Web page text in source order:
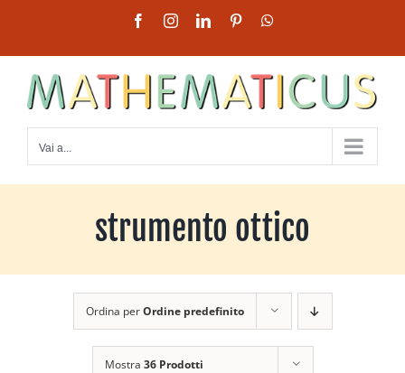
contenuto
FacebookInstagramLinkedInPinterest
Vai a...
strumento ottico
Ordina perOrdine predefinito
Mostra 36 Prodotti